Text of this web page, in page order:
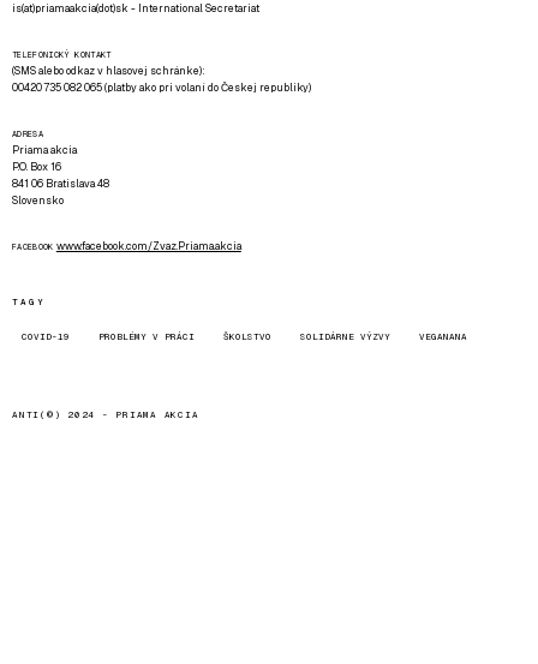
is(at)priamaakcia(dot)sk - International Secretariat
TELEFONICKÝ KONTAKT
(SMS alebo odkaz v hlasovej schránke):
00420 735 082 065 (platby ako pri volaní do Českej republiky)
ADRESA
Priama akcia
P.O. Box 16
841 06 Bratislava 48
Slovensko
FACEBOOK www.facebook.com/Zvaz.Priama.akcia
TAGY
COVID-19 PROBLÉMY V PRÁCI ŠKOLSTVO SOLIDÁRNE VÝZVY VEGANANA
ANTI(©) 2024 - PRIAMA AKCIA